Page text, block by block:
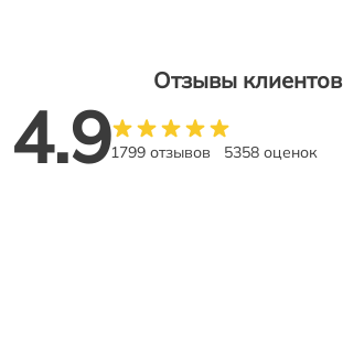
Отзывы клиентов
4.91799 отзывов 5358 оценок